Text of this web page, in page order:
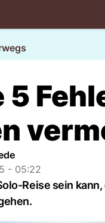
5
- 05:22
Reise sein